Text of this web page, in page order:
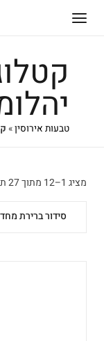
טבעות אירוסין»
מציג 1–12 מתוך 27 תוצאות
סידור ברירת